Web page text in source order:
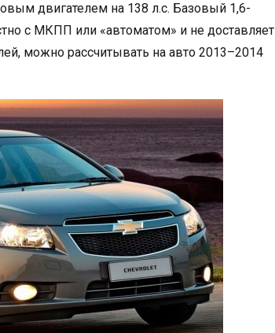
двигателем на 138 л.с. Базовый 1,6-
с МКПП или «автоматом» и не доставляет
можно рассчитывать на авто 2013–2014